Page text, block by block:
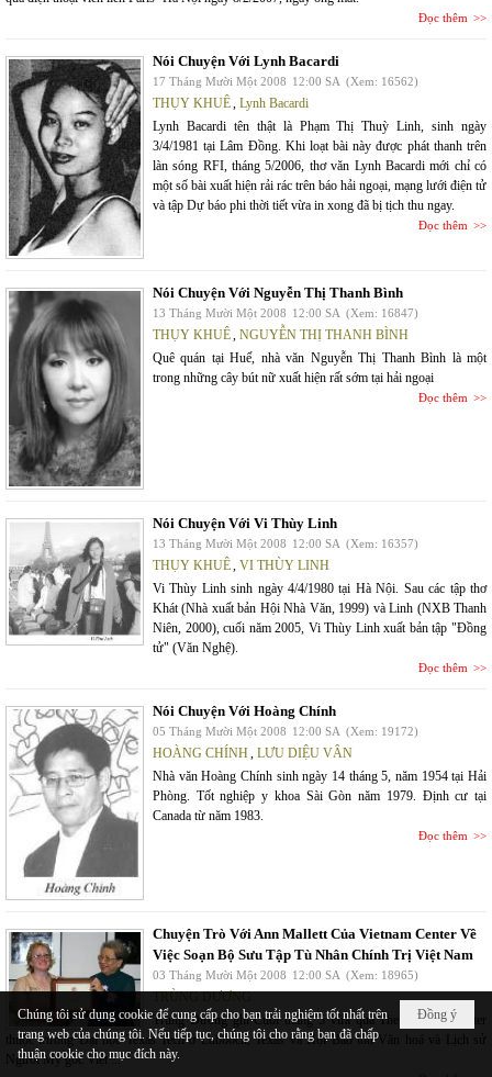
Đọc thêm
Nói Chuyện Với Lynh Bacardi
17 Tháng Mười Một 2008 12:00 SA (Xem: 16562)
THỤY KHUÊ, Lynh Bacardi
Lynh Bacardi tên thật là Phạm Thị Thuỳ Linh, sinh ngày
3/4/1981 tại Lâm Đồng. Khi loạt bài này được phát thanh trên
làn sóng RFI, tháng 5/2006, thơ văn Lynh Bacardi mới chỉ có
một số bài xuất hiện rải rác trên báo hải ngoại, mạng lưới điện tử
và tập Dự báo phi thời tiết vừa in xong đã bị tịch thu ngay.
Đọc thêm
Nói Chuyện Với Nguyễn Thị Thanh Bình
13 Tháng Mười Một 2008 12:00 SA (Xem: 16847)
THỤY KHUÊ, NGUYỄN THỊ THANH BÌNH
Quê quán tại Huế, nhà văn Nguyễn Thị Thanh Bình là một
trong những cây bút nữ xuất hiện rất sớm tại hải ngoại
Đọc thêm
Nói Chuyện Với Vi Thùy Linh
13 Tháng Mười Một 2008 12:00 SA (Xem: 16357)
THỤY KHUÊ, VI THÙY LINH
Vi Thùy Linh sinh ngày 4/4/1980 tại Hà Nội. Sau các tập thơ
Khát (Nhà xuất bản Hội Nhà Văn, 1999) và Linh (NXB Thanh
Niên, 2000), cuối năm 2005, Vi Thùy Linh xuất bản tập "Đồng
tử" (Văn Nghệ).
Đọc thêm
Nói Chuyện Với Hoàng Chính
05 Tháng Mười Một 2008 12:00 SA (Xem: 19172)
HOÀNG CHÍNH, LƯU DIỆU VÂN
Nhà văn Hoàng Chính sinh ngày 14 tháng 5, năm 1954 tại Hải
Phòng. Tốt nghiệp y khoa Sài Gòn năm 1979. Định cư tại
Canada từ năm 1983.
Đọc thêm
Chuyện Trò Với Ann Mallett Của Vietnam Center Về
Việc Soạn Bộ Sưu Tập Tù Nhân Chính Trị Việt Nam
03 Tháng Mười Một 2008 12:00 SA (Xem: 18965)
TRÙNG DƯƠNG
Trùng Dương ghi Cuối tháng 5 vừa qua The Vietnam Center
thuộc trường Đại học Texas Tech ở Lubbock, Texas và Hội Bảo tồn Văn hoá và Lịch sử
Người Mỹ gốc Việt ...
Đồng ý
Chúng tôi sử dụng cookie để cung cấp cho bạn trải nghiệm tốt nhất trên
trang web của chúng tôi. Nếu tiếp tục, chúng tôi cho rằng bạn đã chấp
thuận cookie cho mục đích này.